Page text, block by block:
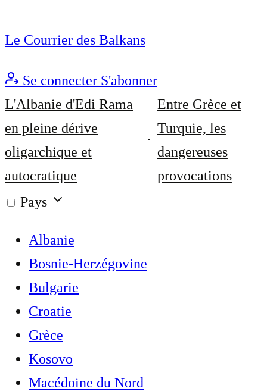
Le Courrier des Balkans
Se connecter S'abonner
L'Albanie d'Edi Rama
en pleine dérive
oligarchique et
autocratique
Entre Grèce et
Turquie, les
dangereuses
provocations
Pays
Albanie
Bosnie-Herzégovine
Bulgarie
Croatie
Grèce
Kosovo
Macédoine du Nord